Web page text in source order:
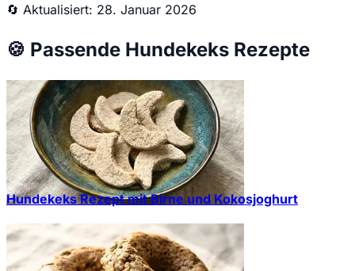
🔄 Aktualisiert: 28. Januar 2026
🍪 Passende Hundekeks Rezepte
Hundekeks Rezept mit Birne und Kokosjoghurt